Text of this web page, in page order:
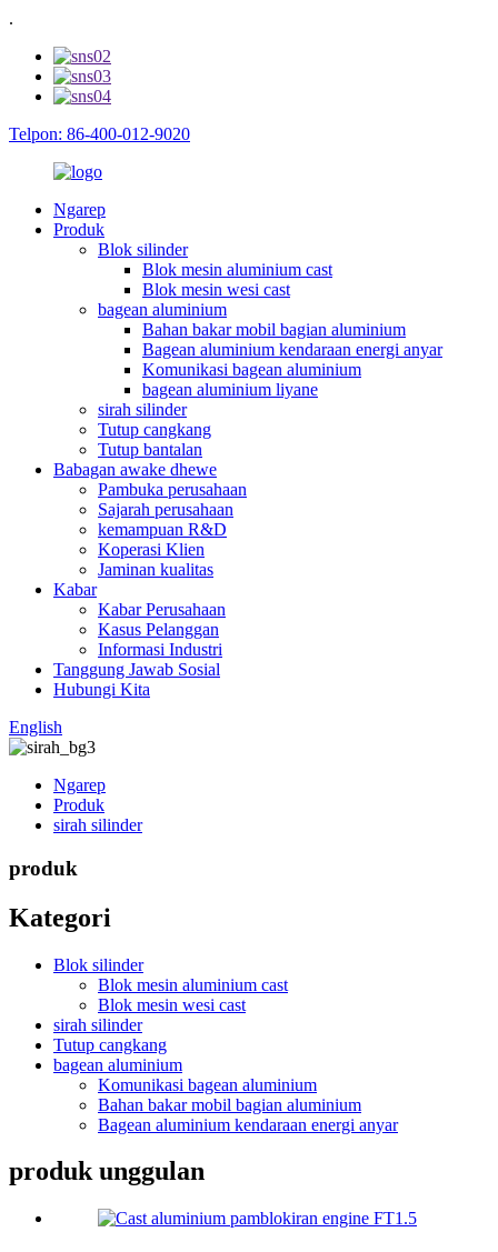
.
Telpon: 86-400-012-9020
Ngarep
Produk
Blok silinder
Blok mesin aluminium cast
Blok mesin wesi cast
bagean aluminium
Bahan bakar mobil bagian aluminium
Bagean aluminium kendaraan energi anyar
Komunikasi bagean aluminium
bagean aluminium liyane
sirah silinder
Tutup cangkang
Tutup bantalan
Babagan awake dhewe
Pambuka perusahaan
Sajarah perusahaan
kemampuan R&D
Koperasi Klien
Jaminan kualitas
Kabar
Kabar Perusahaan
Kasus Pelanggan
Informasi Industri
Tanggung Jawab Sosial
Hubungi Kita
English
Ngarep
Produk
sirah silinder
produk
Kategori
Blok silinder
Blok mesin aluminium cast
Blok mesin wesi cast
sirah silinder
Tutup cangkang
bagean aluminium
Komunikasi bagean aluminium
Bahan bakar mobil bagian aluminium
Bagean aluminium kendaraan energi anyar
produk unggulan